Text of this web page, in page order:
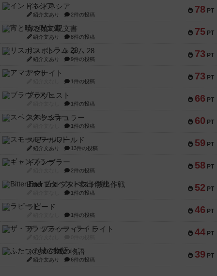
78 PT
インドネシア
紹介文あり 2件の投稿
75 PT
宵と暁の呪文書
紹介文あり 8件の投稿
73 PT
リスボン・トラム 28
紹介文あり 9件の投稿
73 PT
アマナイト
1件の投稿
66 PT
ブラヴェスト
1件の投稿
60 PT
スペクタキュラー
1件の投稿
59 PT
スモールワールド
紹介文あり 13件の投稿
58 PT
ギャンブラー
2件の投稿
52 PT
Bitter End ブタペスト救出作戦
1件の投稿
46 PT
ラピード
1件の投稿
44 PT
ザ・フラッフィー・ライト
39 PT
ふたつの城の物語
紹介文あり 6件の投稿